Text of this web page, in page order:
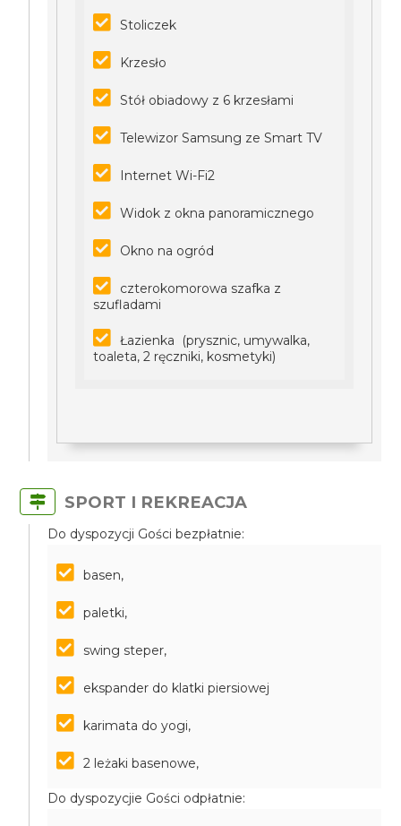
Stoliczek
Krzesło
Stół obiadowy z 6 krzesłami
Telewizor Samsung ze Smart TV
Internet Wi-Fi2
Widok z okna panoramicznego
Okno na ogród
czterokomorowa szafka z
szufladami
Łazienka (prysznic, umywalka,
toaleta, 2 ręczniki, kosmetyki)
SPORT I REKREACJA
Do dyspozycji Gości bezpłatnie:
basen,
paletki,
swing steper,
ekspander do klatki piersiowej
karimata do yogi,
2 leżaki basenowe,
Do dyspozycjie Gości odpłatnie: